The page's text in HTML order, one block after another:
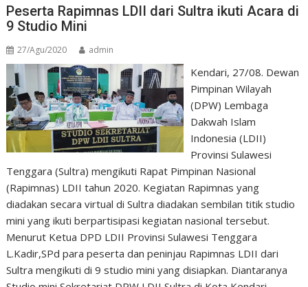
Peserta Rapimnas LDII dari Sultra ikuti Acara di
9 Studio Mini
27/Agu/2020 admin
Kendari, 27/08. Dewan
Pimpinan Wilayah
(DPW) Lembaga
Dakwah Islam
Indonesia (LDII)
Provinsi Sulawesi
Tenggara (Sultra) mengikuti Rapat Pimpinan Nasional
(Rapimnas) LDII tahun 2020. Kegiatan Rapimnas yang
diadakan secara virtual di Sultra diadakan sembilan titik studio
mini yang ikuti berpartisipasi kegiatan nasional tersebut.
Menurut Ketua DPD LDII Provinsi Sulawesi Tenggara
L.Kadir,SPd para peserta dan peninjau Rapimnas LDII dari
Sultra mengikuti di 9 studio mini yang disiapkan. Diantaranya